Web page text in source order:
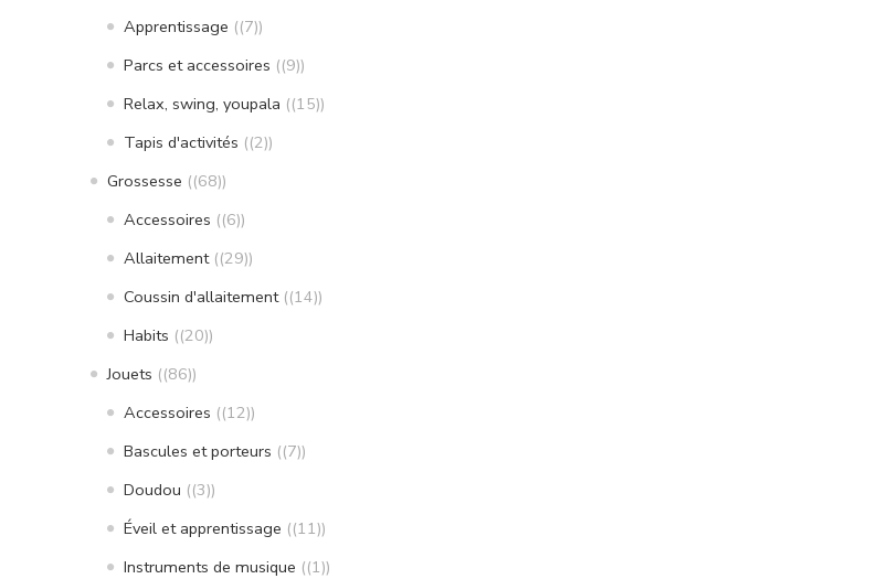
Apprentissage (7)
Parcs et accessoires (9)
Relax, swing, youpala (15)
Tapis d'activités (2)
Grossesse (68)
Accessoires (6)
Allaitement (29)
Coussin d'allaitement (14)
Habits (20)
Jouets (86)
Accessoires (12)
Bascules et porteurs (7)
Doudou (3)
Éveil et apprentissage (11)
Instruments de musique (1)